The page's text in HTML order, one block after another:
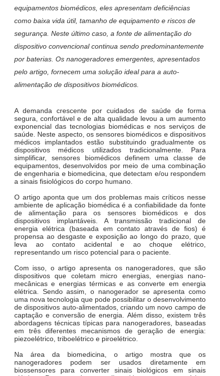
equipamentos biomédicos, eles apresentam deficiências
como baixa vida útil, tamanho de equipamento e riscos de
segurança. Neste último caso, a fonte de alimentação do
dispositivo convencional continua sendo predominantemente
por baterias. Os nanogeradores emergentes, apresentados
pelo artigo, fornecem uma solução ideal para a auto-
alimentação de dispositivos biomédicos.
A demanda crescente por cuidados de saúde de forma
segura, confortável e de alta qualidade levou a um aumento
exponencial das tecnologias biomédicas e nos serviços de
saúde. Neste aspecto, os sensores biomédicos e dispositivos
médicos implantados estão substituindo gradualmente os
dispositivos médicos utilizados tradicionalmente. Para
simplificar, sensores biomédicos definem uma classe de
equipamentos, desenvolvidos por meio de uma combinação
de engenharia e biomedicina, que detectam e/ou respondem
a sinais fisiológicos do corpo humano.
O artigo aponta que um dos problemas mais críticos nesse
ambiente de aplicação biomédica é a confiabilidade da fonte
de alimentação para os sensores biomédicos e dos
dispositivos implantáveis. A transmissão tradicional de
energia elétrica (baseada em contato através de fios) é
propensa ao desgaste e exposição ao longo do prazo, que
leva ao contato acidental e ao choque elétrico,
representando um risco potencial para o paciente.
Com isso, o artigo apresenta os nanogeradores, que são
dispositivos que coletam micro energias, energias nano-
mecânicas e energias térmicas e as converte em energia
elétrica. Sendo assim, o nanogerador se apresenta como
uma nova tecnologia que pode possibilitar o desenvolvimento
de dispositivos auto-alimentados, criando um novo campo de
captação e conversão de energia. Além disso, existem três
abordagens técnicas típicas para nanogeradores, baseadas
em três diferentes mecanismos de geração de energia:
piezoelétrico, triboelétrico e piroelétrico.
Na área da biomedicina, o artigo mostra que os
nanogeradores podem ser usados diretamente em
biossensores para converter sinais biológicos em sinais